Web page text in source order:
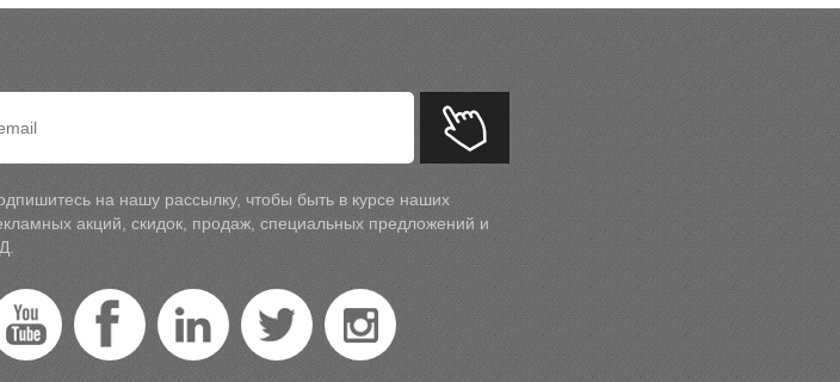
на нашу рассылку, чтобы быть в курсе наших
акций, скидок, продаж, специальных предложений и